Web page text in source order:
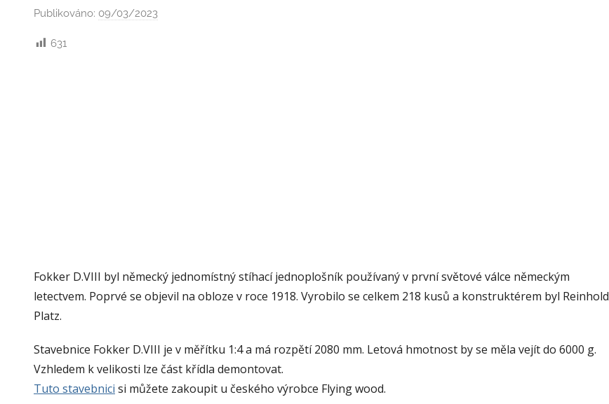
Publikováno: 09/03/2023
631
Fokker D.VIII byl německý jednomístný stíhací jednoplošník používaný v první světové válce německým
letectvem. Poprvé se objevil na obloze v roce 1918. Vyrobilo se celkem 218 kusů a konstruktérem byl Reinhold
Platz.
Stavebnice Fokker D.VIII je v měřítku 1:4 a má rozpětí 2080 mm. Letová hmotnost by se měla vejít do 6000 g.
Vzhledem k velikosti lze část křídla demontovat.
Tuto stavebnici si můžete zakoupit u českého výrobce Flying wood.